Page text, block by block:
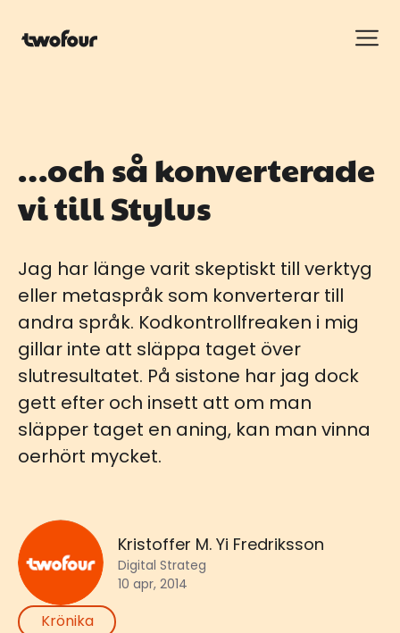
…och så konverterade
vi till Stylus
Jag har länge varit skeptiskt till verktyg
eller metaspråk som konverterar till
andra språk. Kodkontrollfreaken i mig
gillar inte att släppa taget över
slutresultatet. På sistone har jag dock
gett efter och insett att om man
släpper taget en aning, kan man vinna
oerhört mycket.
Kristoffer M. Yi Fredriksson
Digital Strateg
10 apr, 2014
Krönika